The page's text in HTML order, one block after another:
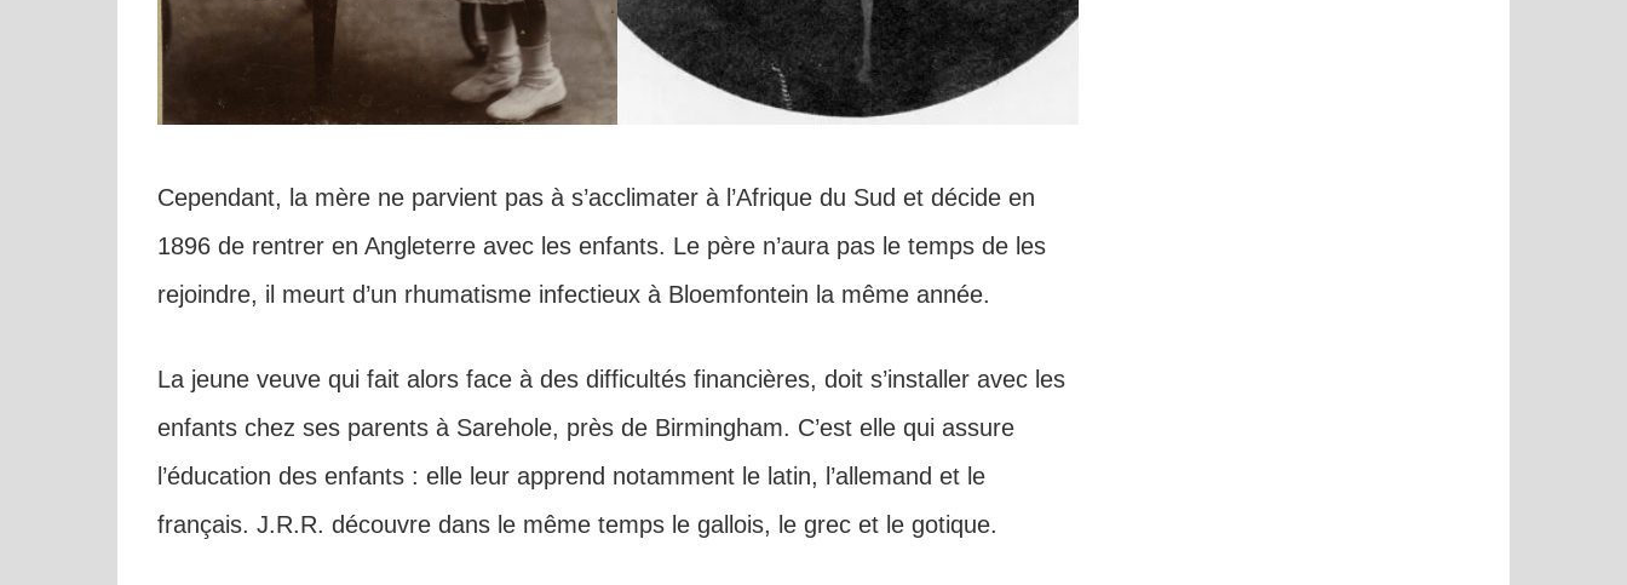
Cependant, la mère ne parvient pas à s’acclimater à l’Afrique du Sud et décide en
1896 de rentrer en Angleterre avec les enfants. Le père n’aura pas le temps de les
rejoindre, il meurt d’un rhumatisme infectieux à Bloemfontein la même année.
La jeune veuve qui fait alors face à des difficultés financières, doit s’installer avec les
enfants chez ses parents à Sarehole, près de Birmingham. C’est elle qui assure
l’éducation des enfants : elle leur apprend notamment le latin, l’allemand et le
français. J.R.R. découvre dans le même temps le gallois, le grec et le gotique.